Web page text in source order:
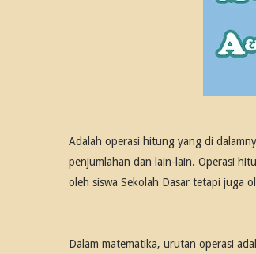
Adalah operasi hitung yang di
penjumlahan dan lain-lain. Operasi
oleh siswa Sekolah Dasar tetapi juga
Dalam matematika, urutan operasi